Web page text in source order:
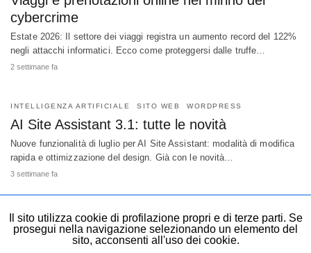
cybercrime
Estate 2026: Il settore dei viaggi registra un aumento record del 122%
negli attacchi informatici. Ecco come proteggersi dalle truffe…
2 settimane fa
INTELLIGENZA ARTIFICIALE SITO WEB WORDPRESS
AI Site Assistant 3.1: tutte le novità
Nuove funzionalità di luglio per AI Site Assistant: modalità di modifica
rapida e ottimizzazione del design. Già con le novità…
3 settimane fa
Il sito utilizza cookie di profilazione propri e di terze parti. Se
prosegui nella navigazione selezionando un elemento del
sito, acconsenti all'uso dei cookie.